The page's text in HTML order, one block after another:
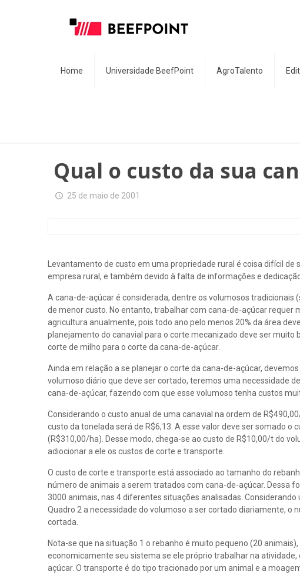
Home Universidade BeefPoint AgroTalento
Qual o custo da sua
25 de maio de 2001
Levantamento de custo em uma propriedade rural é coisa difícil
empresa rural, e também devido à falta de informações e
A cana-de-açúcar é considerada, dentre os volumosos
de menor custo. No entanto, trabalhar com cana-de-açúcar
agricultura anualmente, pois todo ano pelo menos 20% da área
planejamento do canavial para o corte mecanizado deve ser
corte de milho para o corte da cana-de-açúcar.
Ainda em relação a se planejar o corte da cana-de-açúcar,
volumoso diário que deve ser cortado, teremos uma necessidade
cana-de-açúcar, fazendo com que esse volumoso tenha custos
Considerando o custo anual de uma canavial na ordem de
custo da tonelada será de R$6,13. A esse valor deve ser somado
(R$310,00/ha). Desse modo, chega-se ao custo de R$10,00/t do
adiocionar a ele os custos de corte e transporte.
O custo de corte e transporte está associado ao tamanho do
número de animais a serem tratados com cana-de-açúcar. Dessa
3000 animais, nas 4 diferentes situações analisadas.
Quadro 2 a necessidade do volumoso a ser cortado diariamente, o
cortada.
Nota-se que na situação 1 o rebanho é muito pequeno (20
economicamente seu sistema se ele próprio trabalhar na
açúcar. O transporte é do tipo tracionado por um animal e a